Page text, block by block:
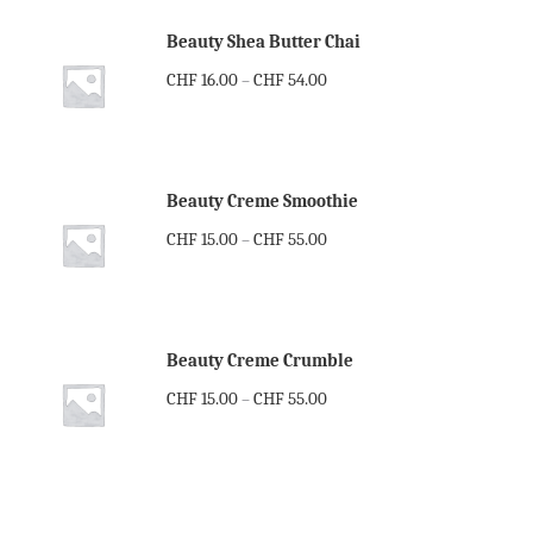
Beauty Shea Butter Chai
CHF16.00–CHF54.00
Beauty Creme Smoothie
CHF15.00–CHF55.00
Beauty Creme Crumble
CHF15.00–CHF55.00